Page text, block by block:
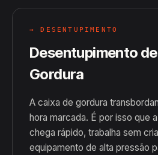
→ DESENTUPIMENTO
Desentupimento
Gordura
A caixa de gordura
hora marcada. É por isso que
chega rápido, trabalha sem
equipamento de alta pressão